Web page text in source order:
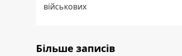
військових
Більше записів